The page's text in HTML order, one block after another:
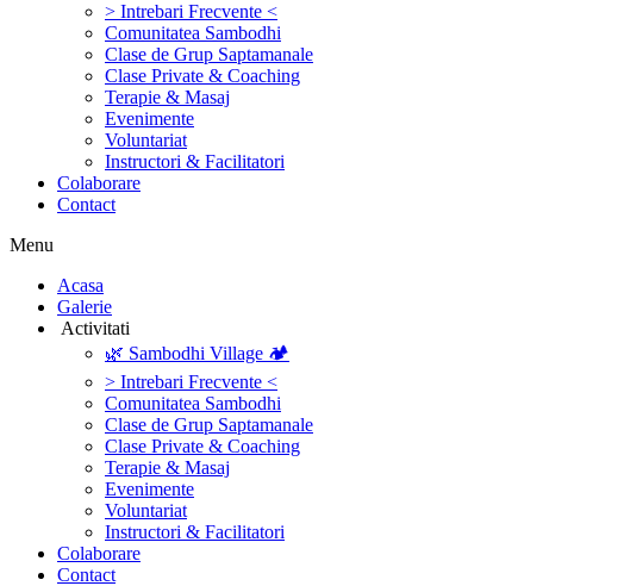
> Intrebari Frecvente <
Comunitatea Sambodhi
Clase de Grup Saptamanale
Clase Private & Coaching
Terapie & Masaj
‎Evenimente
Voluntariat
‏‏‎Instructori & Facilitatori
Colaborare
Contact
Menu
‎Acasa
Galerie
‎ ‎Activitati‎
🌿 Sambodhi Village 🏕️
> Intrebari Frecvente <
Comunitatea Sambodhi
Clase de Grup Saptamanale
Clase Private & Coaching
Terapie & Masaj
‎Evenimente
Voluntariat
‏‏‎Instructori & Facilitatori
Colaborare
Contact